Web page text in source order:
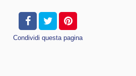
Condividi questa pagina